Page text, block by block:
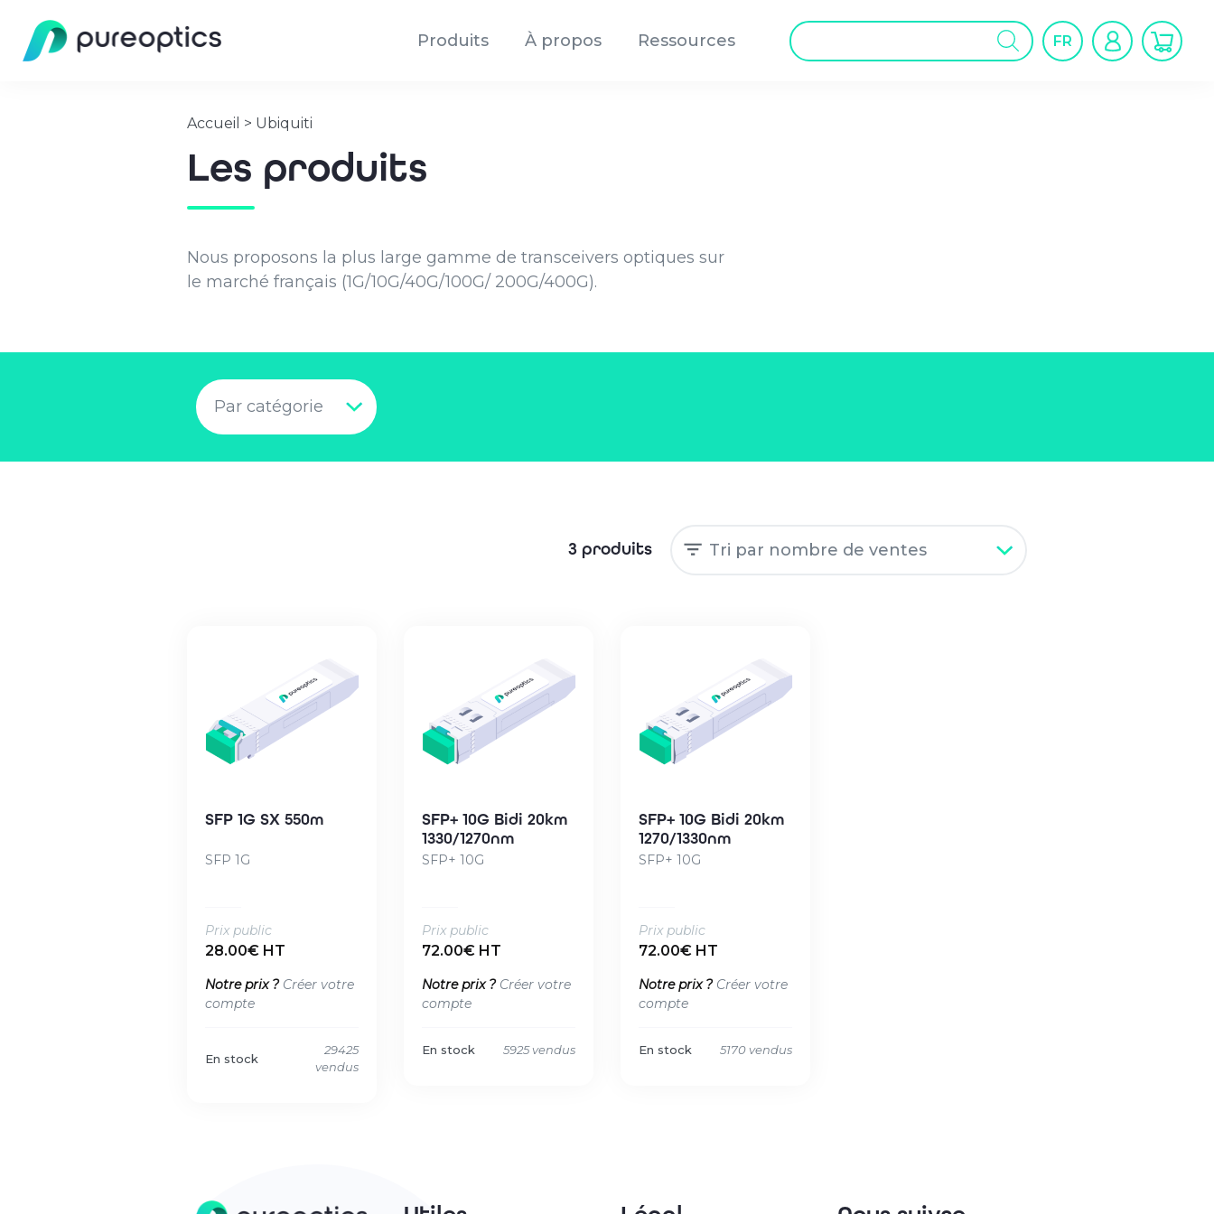
Produits À propos Ressources
Recherche
de
produits
FR
Accueil > Ubiquiti
Les produits
Nous proposons la plus large gamme de transceivers optiques sur
le marché français (1G/10G/40G/100G/ 200G/400G).
Par catégorie
3 produits
SFP 1G SX 550m
SFP 1G
Prix public
28.00€ HT
Notre prix ? Créer votre
compte
En stock
29425
vendus
SFP+ 10G Bidi 20km
1330/1270nm
SFP+ 10G
Prix public
72.00€ HT
Notre prix ? Créer votre
compte
En stock 5925 vendus
SFP+ 10G Bidi 20km
1270/1330nm
SFP+ 10G
Prix public
72.00€ HT
Notre prix ? Créer votre
compte
En stock 5170 vendus